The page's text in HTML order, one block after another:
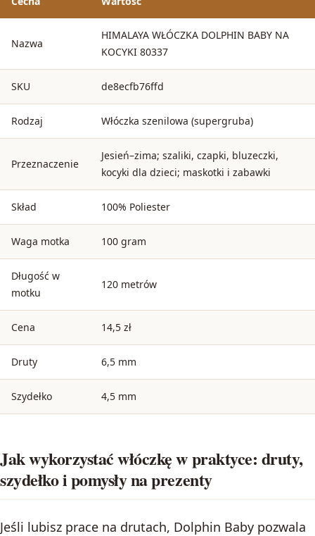
Nazwa
HIMALAYA WŁÓCZKA DOLPHIN BABY NA
KOCYKI 80337
SKU de8ecfb76ffd
Rodzaj Włóczka szenilowa (supergruba)
Przeznaczenie
Jesień–zima; szaliki, czapki, bluzeczki,
kocyki dla dzieci; maskotki i zabawki
Skład 100% Poliester
Waga motka 100 gram
Długość w
motku
120 metrów
Cena 14,5 zł
Druty 6,5 mm
Szydełko 4,5 mm
Jak wykorzystać włóczkę w praktyce: druty,
szydełko i pomysły na prezenty
Jeśli lubisz prace na drutach, Dolphin Baby pozwala